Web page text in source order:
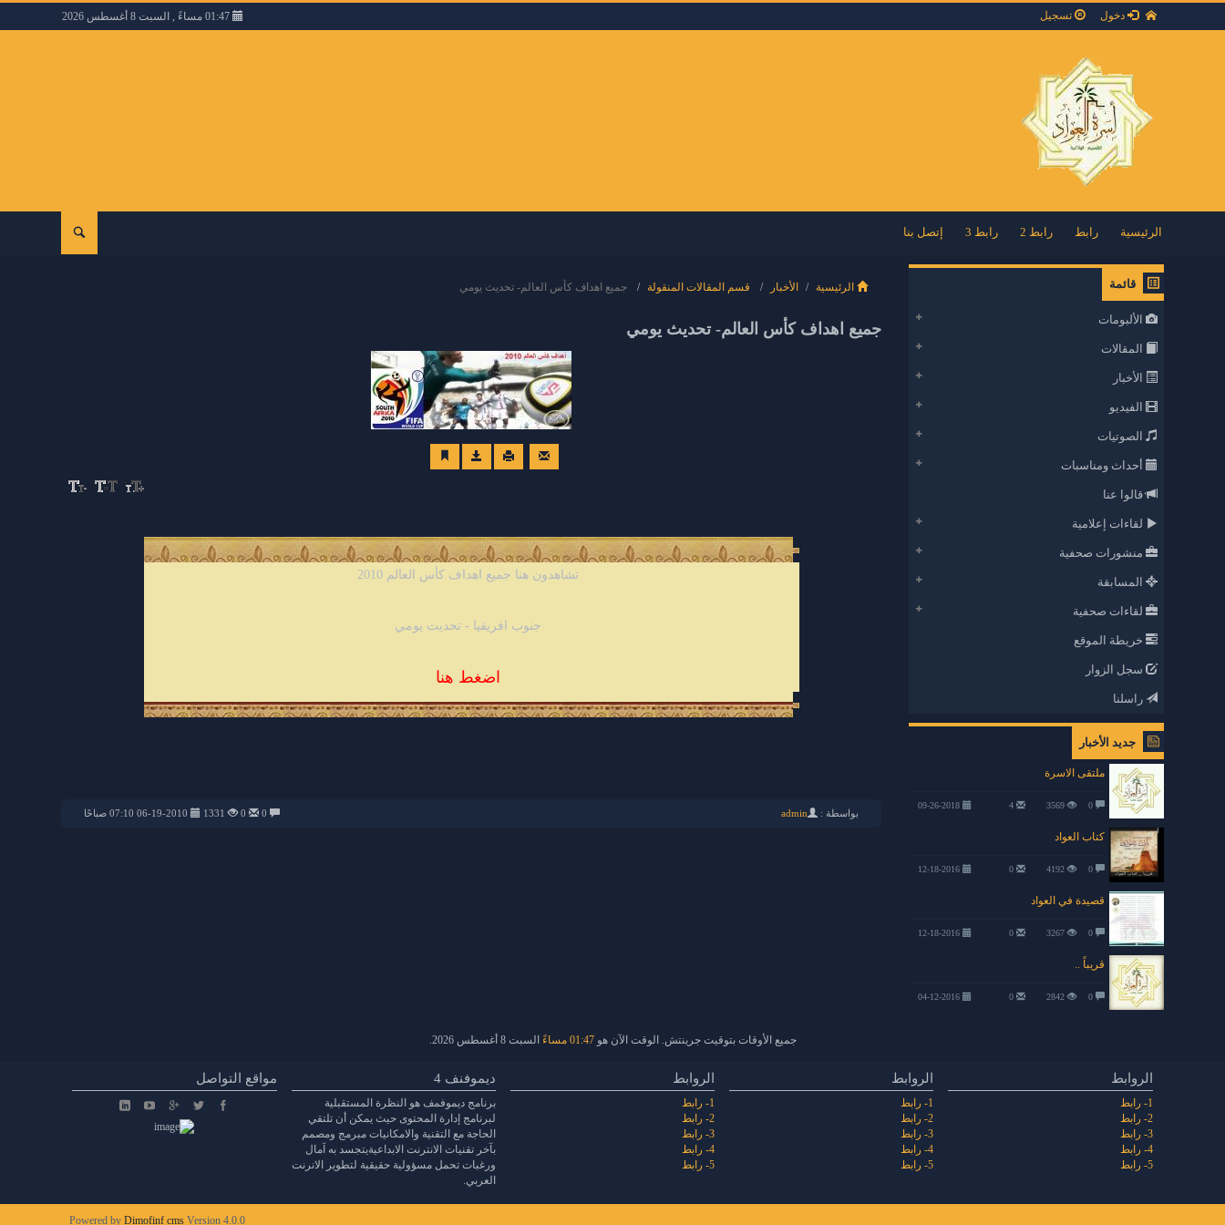
01:47 مساءً , السبت 8 أغسطس 2026 دخول تسجيل
الرئيسية رابط رابط 2 رابط 3 إتصل بنا
قائمة
الألبومات
المقالات
الأخبار
الفيديو
الصوتيات
أحداث ومناسبات
قالوا عنا
لقاءات إعلامية
منشورات صحفية
المسابقة
لقاءات صحفية
خريطة الموقع
سجل الزوار
راسلنا
جديد الأخبار
ملتقى الاسرة
09-26-2018 0
3569
4
كتاب العواد
12-18-2016 0
4192
0
قصيدة في العواد
12-18-2016 0
3267
0
قريباً ..
04-12-2016 0
2842
0
الرئيسية الأخبار قسم المقالات المنقولة جميع اهداف كأس العالم- تحديث يومي
جميع اهداف كأس العالم- تحديث يومي
تشاهدون هنا جميع اهداف كأس العالم 2010
جنوب افريقيا - تحديث يومي
اضغط هنا
بواسطة : admin
0
0
1331 06-19-2010 07:10 صباحًا
جميع الأوقات بتوقيت جرينتش. الوقت الآن هو01:47 مساءً السبت 8 أغسطس 2026.
الروابط
1- رابط
2- رابط
3- رابط
4- رابط
5- رابط
الروابط
1- رابط
2- رابط
3- رابط
4- رابط
5- رابط
الروابط
1- رابط
2- رابط
3- رابط
4- رابط
5- رابط
ديموفنف 4
برنامج ديموفمف هو النظرة المستقبلية
لبرنامج إدارة المحتوى حيث يمكن أن تلتقي
الحاجة مع التقنية والامكانيات مبرمج ومصمم
بآخر تقنيات الانترنت الابداعيةيتجسد به آمال
ورغبات تحمل مسؤولية حقيقية لتطوير الانرنت
العربي.
مواقع التواصل
Powered byDimofinf cms Version 4.0.0